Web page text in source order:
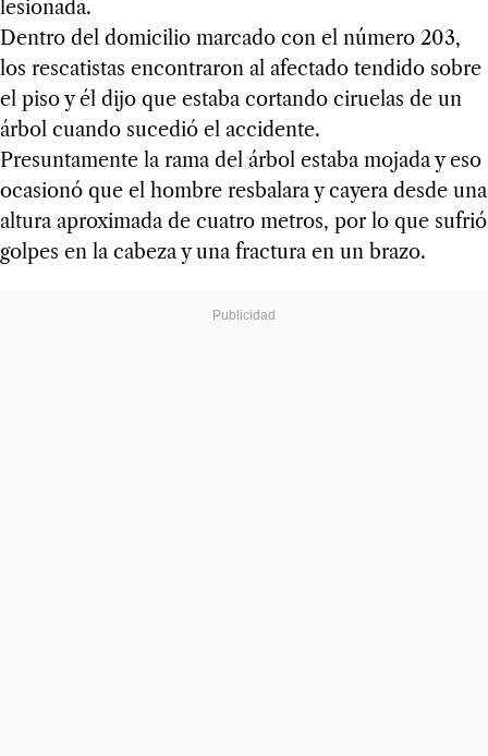
lesionada.
Dentro del domicilio marcado con el número 203,
los rescatistas encontraron al afectado tendido sobre
el piso y él dijo que estaba cortando ciruelas de un
árbol cuando sucedió el accidente.
Presuntamente la rama del árbol estaba mojada y eso
ocasionó que el hombre resbalara y cayera desde una
altura aproximada de cuatro metros, por lo que sufrió
golpes en la cabeza y una fractura en un brazo.